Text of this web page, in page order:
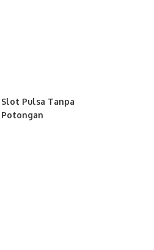
Slot Pulsa Tanpa
Potongan